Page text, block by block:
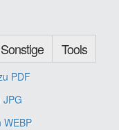
Sonstige Tools
PDF
JPG
WEBP